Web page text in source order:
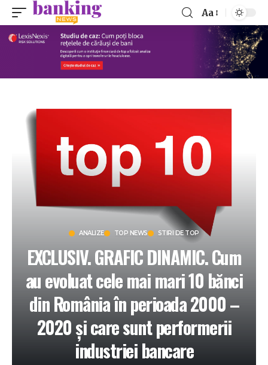
Aa
ANALIZE TOP NEWS STIRI DE TOP
EXCLUSIV. GRAFIC DINAMIC. Cum
au evoluat cele mai mari 10 bănci
din România în perioada 2000 –
2020 și care sunt performerii
industriei bancare